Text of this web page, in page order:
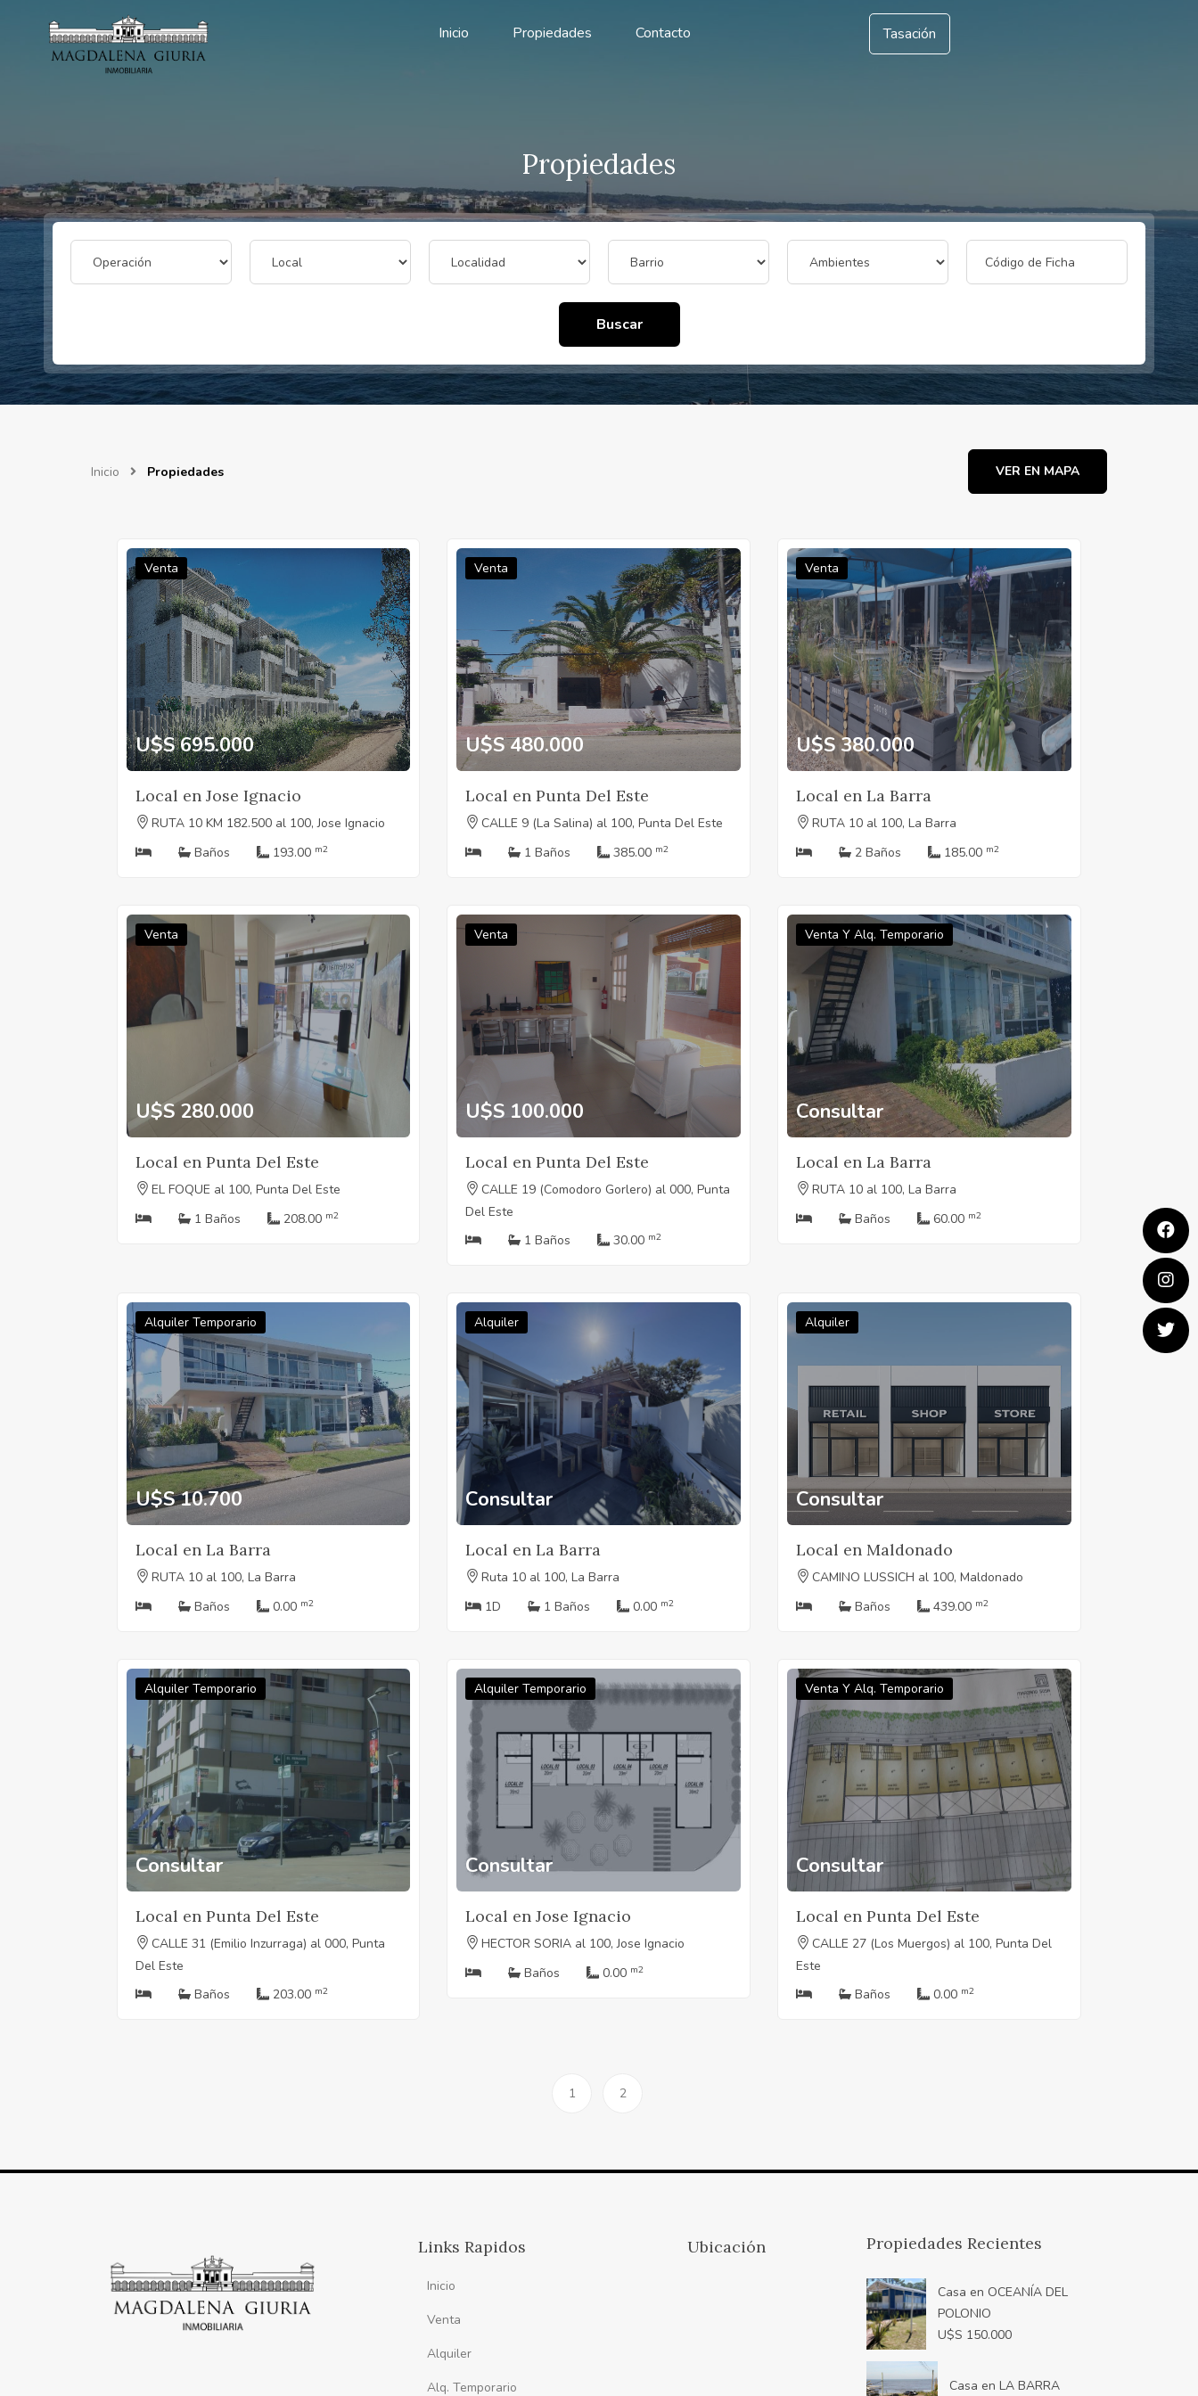
Inicio Propiedades Contacto Tasación
Propiedades
Buscar
Inicio Propiedades VER EN MAPA
Venta
U$S 695.000
Local en Jose Ignacio
RUTA 10 KM 182.500 al 100, Jose Ignacio
Baños
193.00 m2
Venta
U$S 480.000
Local en Punta Del Este
CALLE 9 (La Salina) al 100, Punta Del Este
1 Baños
385.00 m2
Venta
U$S 380.000
Local en La Barra
RUTA 10 al 100, La Barra
2 Baños
185.00 m2
Venta
U$S 280.000
Local en Punta Del Este
EL FOQUE al 100, Punta Del Este
1 Baños
208.00 m2
Venta
U$S 100.000
Local en Punta Del Este
CALLE 19 (Comodoro Gorlero) al 000, Punta
Del Este
1 Baños
30.00 m2
Venta Y Alq. Temporario
Consultar
Local en La Barra
RUTA 10 al 100, La Barra
Baños
60.00 m2
Alquiler Temporario
U$S 10.700
Local en La Barra
RUTA 10 al 100, La Barra
Baños
0.00 m2
Alquiler
Consultar
Local en La Barra
Ruta 10 al 100, La Barra
1D
1 Baños 0.00 m2
Alquiler
Consultar
Local en Maldonado
CAMINO LUSSICH al 100, Maldonado
Baños
439.00 m2
Alquiler Temporario
Consultar
Local en Punta Del Este
CALLE 31 (Emilio Inzurraga) al 000, Punta
Del Este
Baños
203.00 m2
Alquiler Temporario
Consultar
Local en Jose Ignacio
HECTOR SORIA al 100, Jose Ignacio
Baños
0.00 m2
Venta Y Alq. Temporario
Consultar
Local en Punta Del Este
CALLE 27 (Los Muergos) al 100, Punta Del
Este
Baños
0.00 m2
1 2
Links Rapidos
Inicio
Venta
Alquiler
Alq. Temporario
Ubicación Propiedades Recientes
Casa en OCEANÍA DEL
POLONIO
U$S 150.000
Casa en LA BARRA